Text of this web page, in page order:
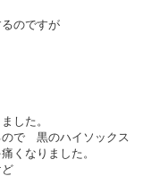
のですが
した。
ので 黒のハイソックス
くなりました。